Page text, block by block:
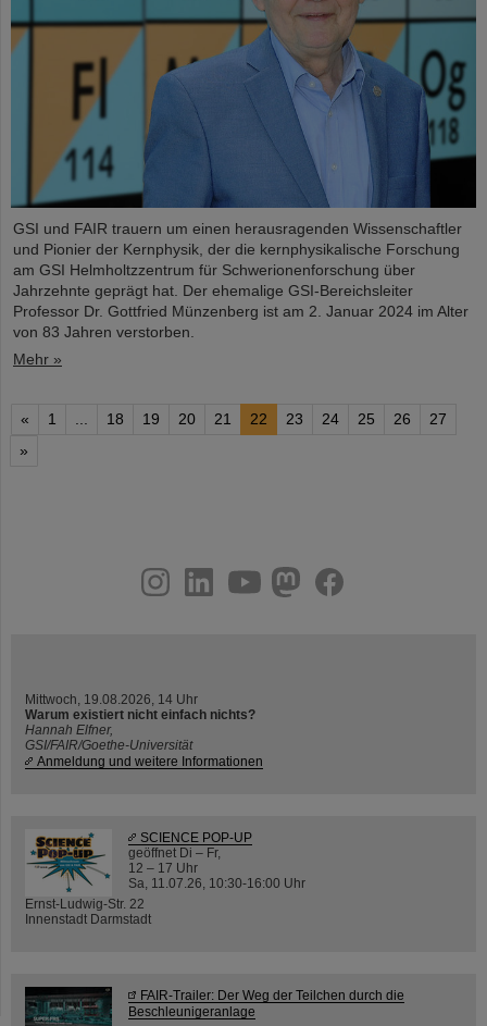
GSI und FAIR trauern um einen herausragenden Wissenschaftler
und Pionier der Kernphysik, der die kernphysikalische Forschung
am GSI Helmholtzzentrum für Schwerionenforschung über
Jahrzehnte geprägt hat. Der ehemalige GSI-Bereichsleiter
Professor Dr. Gottfried Münzenberg ist am 2. Januar 2024 im Alter
von 83 Jahren verstorben.
Mehr »
« 1 18 19 20 21 22 23 24 25 26
27
»
youtube
helmholtz.social
facebook
Mittwoch, 19.08.2026, 14 Uhr
Warum existiert nicht einfach nichts?
Hannah Elfner,
GSI/FAIR/Goethe-Universität
Anmeldung und weitere Informationen
SCIENCE POP-UP
geöffnet Di – Fr,
12 – 17 Uhr
Sa, 11.07.26, 10:30-16:00 Uhr
Ernst-Ludwig-Str. 22
Innenstadt Darmstadt
FAIR-Trailer: Der Weg der Teilchen durch die
Beschleunigeranlage